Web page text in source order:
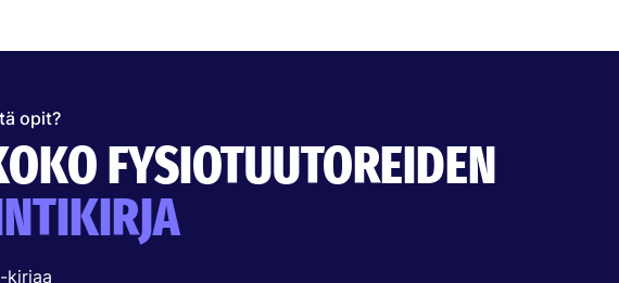
opit?
FYSIOTUUTOREIDEN
kirjaa